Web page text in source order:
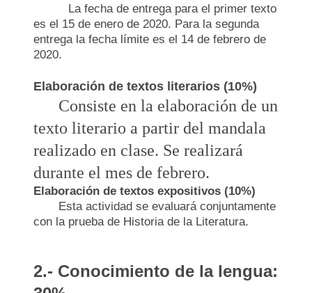
La fecha de entrega para el primer texto
es el 15 de enero de 2020. Para la segunda
entrega la fecha límite es el 14 de febrero de
2020.
Elaboración de textos literarios (10%)
Consiste en la elaboración de un
texto literario a partir del mandala
realizado en clase. Se realizará
durante el mes de febrero.
Elaboración de textos expositivos (10%)
Esta actividad se evaluará conjuntamente
con la prueba de Historia de la Literatura.
2.- Conocimiento de la lengua: